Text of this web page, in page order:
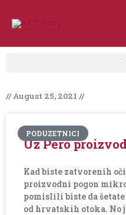
content
// August 25, 2021 //
PODUZETNICI
Uz Pero
Kad biste zatvorenih
proizvodni pogon
pomislili biste da
od hrvatskih otoka. No